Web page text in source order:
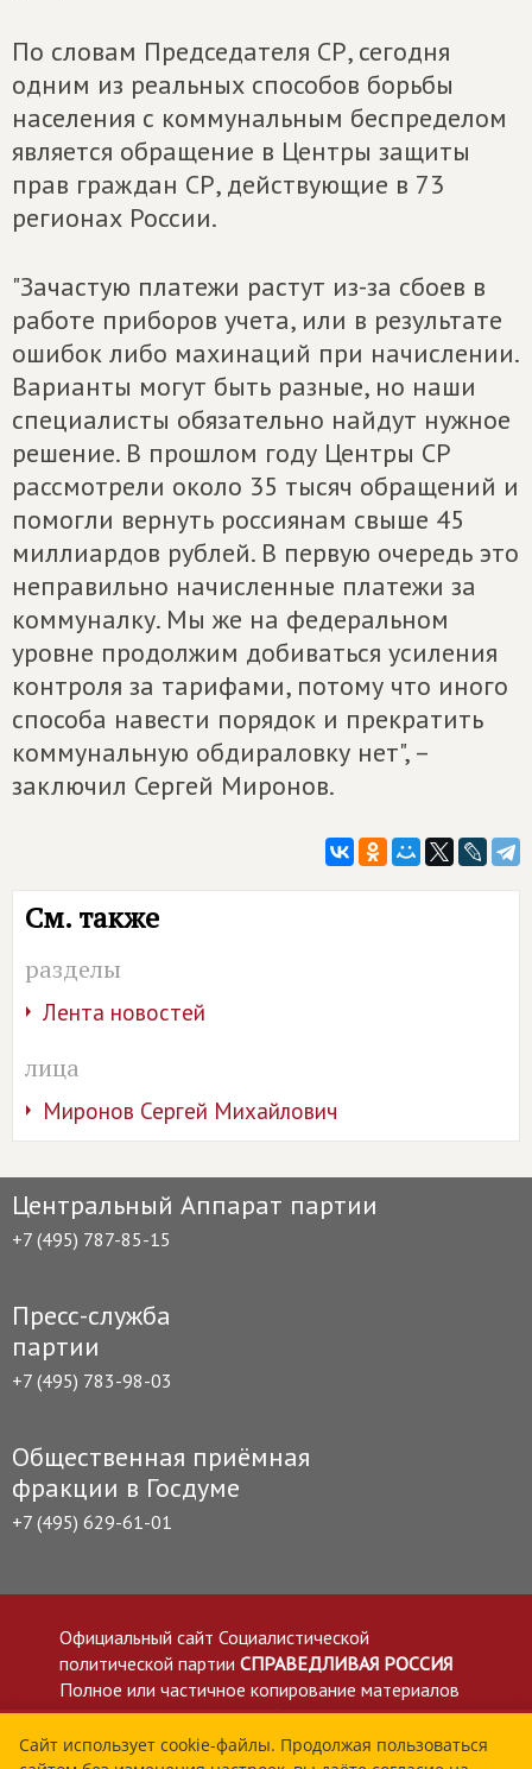
По словам Председателя СР, сегодня
одним из реальных способов борьбы
населения с коммунальным беспределом
является обращение в Центры защиты
прав граждан СР, действующие в 73
регионах России.
"Зачастую платежи растут из-за сбоев в
работе приборов учета, или в результате
ошибок либо махинаций при начислении.
Варианты могут быть разные, но наши
специалисты обязательно найдут нужное
решение. В прошлом году Центры СР
рассмотрели около 35 тысяч обращений и
помогли вернуть россиянам свыше 45
миллиардов рублей. В первую очередь это
неправильно начисленные платежи за
коммуналку. Мы же на федеральном
уровне продолжим добиваться усиления
контроля за тарифами, потому что иного
способа навести порядок и прекратить
коммунальную обдираловку нет", –
заключил Сергей Миронов.
См. также
разделы
Лента новостей
лица
Миронов Сергей Михайлович
Центральный Аппарат партии
+7 (495) 787-85-15
Пресс-служба
партии
+7 (495) 783-98-03
Общественная приёмная
фракции в Госдуме
+7 (495) 629-61-01
Официальный сайт Социалистической
политической партии СПРАВЕДЛИВАЯ РОССИЯ
Полное или частичное копирование материалов
приветствуется со ссылкой на сайт spravedlivo.ru
Политика в отношении обработки персональных
Сайт использует cookie-файлы. Продолжая пользоваться